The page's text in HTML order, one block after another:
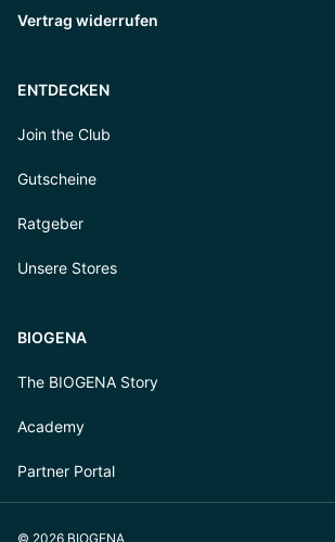
Vertrag widerrufen
ENTDECKEN
Join the Club
Gutscheine
Ratgeber
Unsere Stores
BIOGENA
The BIOGENA Story
Academy
Partner Portal
© 2026 BIOGENA